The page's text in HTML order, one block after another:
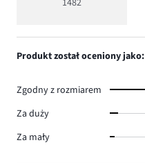
Produkt został oceniony jako:
Zgodny z rozmiarem
Za duży
Za mały